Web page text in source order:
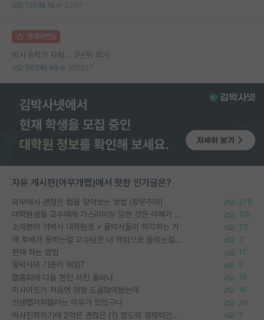
136 10 23117
명예의전당
박사 8학기 자퇴... 2년뒤 후기
583 46 106027
자유 게시판(아무개랩)에서 핫한 인기글은?
외부에서 괜찮은 랩을 알아보는 방법 (장문주의) 278
대학원생들 교수에게 가스라이팅 당한 것은 이해가 갑니다. 안타깝네요. 120
소재분야 석박사 대학원생 + 물박사들이 착각하는 거 77
왜 후배가 못하는걸 교수님은 내 책임으로 돌리는걸까요? 7
편애 하는 방법 17
물박사의 기준이 뭐임? 9
랩홈피에 다들 본인 사진 올리냐 13
이사이트가 처음엔 정말 도움많이됐는데 16
신생랩가지말라는 이유가 있었구나 20
박사진학하기에 2억은 괜찮은 (?) 정도의 경제력인가요 7